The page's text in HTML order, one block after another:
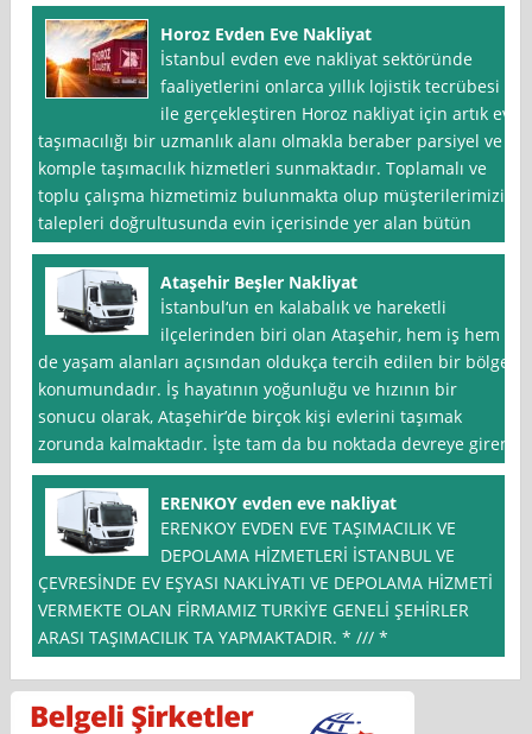
Horoz Evden Eve Nakliyat
İstanbul evden eve nakliyat sektöründe
faaliyetlerini onlarca yıllık lojistik tecrübesi
ile gerçekleştiren Horoz nakliyat için artık ev
taşımacılığı bir uzmanlık alanı olmakla beraber parsiyel ve
komple taşımacılık hizmetleri sunmaktadır. Toplamalı ve
toplu çalışma hizmetimiz bulunmakta olup müşterilerimizin
talepleri doğrultusunda evin içerisinde yer alan bütün
Ataşehir Beşler Nakliyat
İstanbul‘un en kalabalık ve hareketli
ilçelerinden biri olan Ataşehir, hem iş hem
de yaşam alanları açısından oldukça tercih edilen bir bölge
konumundadır. İş hayatının yoğunluğu ve hızının bir
sonucu olarak, Ataşehir’de birçok kişi evlerini taşımak
zorunda kalmaktadır. İşte tam da bu noktada devreye giren
ERENKOY evden eve nakliyat
ERENKOY EVDEN EVE TAŞIMACILIK VE
DEPOLAMA HİZMETLERİ İSTANBUL VE
ÇEVRESİNDE EV EŞYASI NAKLİYATI VE DEPOLAMA HİZMETİ
VERMEKTE OLAN FİRMAMIZ TURKİYE GENELİ ŞEHİRLER
ARASI TAŞIMACILIK TA YAPMAKTADIR. * /// *